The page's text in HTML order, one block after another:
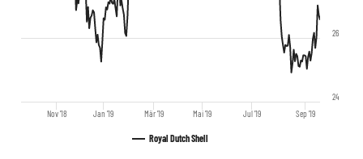
Royal Dutch Shell
Nov '18 Jan '19 Mär '19 Mai '19 Jul '19 Sep '19
24
26